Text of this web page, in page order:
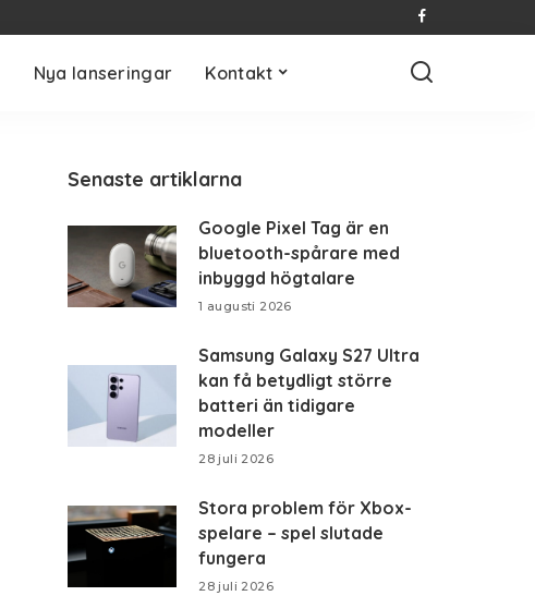
Nya lanseringar Kontakt
Senaste artiklarna
Google Pixel Tag är en
bluetooth-spårare med
inbyggd högtalare
1 augusti 2026
Samsung Galaxy S27 Ultra
kan få betydligt större
batteri än tidigare
modeller
28 juli 2026
Stora problem för Xbox-
spelare – spel slutade
fungera
28 juli 2026